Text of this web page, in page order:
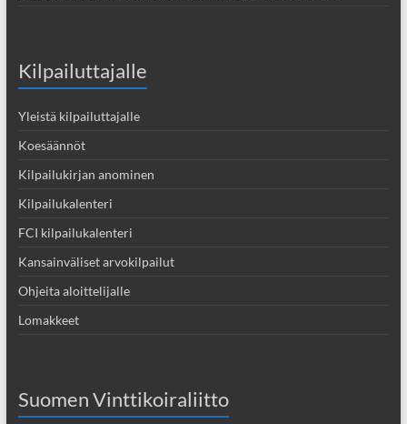
Kilpailuttajalle
Yleistä kilpailuttajalle
Koesäännöt
Kilpailukirjan anominen
Kilpailukalenteri
FCI kilpailukalenteri
Kansainväliset arvokilpailut
Ohjeita aloittelijalle
Lomakkeet
Suomen Vinttikoiraliitto